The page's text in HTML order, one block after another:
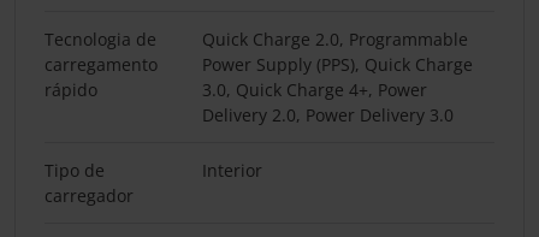
Tecnologia de
carregamento
rápido
Quick Charge 2.0, Programmable
Power Supply (PPS), Quick Charge
3.0, Quick Charge 4+, Power
Delivery 2.0, Power Delivery 3.0
Tipo de
carregador
Interior